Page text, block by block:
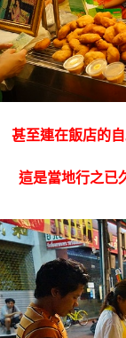
甚至連在飯店的
這是當地行之已